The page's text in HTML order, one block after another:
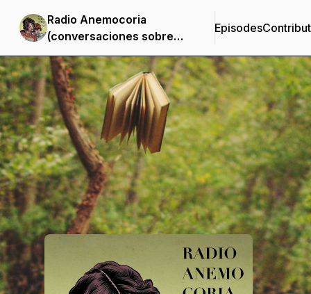
Radio Anemocoria
(conversaciones sobre
ensayos)
Episodes
Podcast Background Image